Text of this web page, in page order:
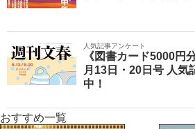
人気記事アンケート
《図書カード5000円
月13日・20日号 人気
中！
おすすめ一覧